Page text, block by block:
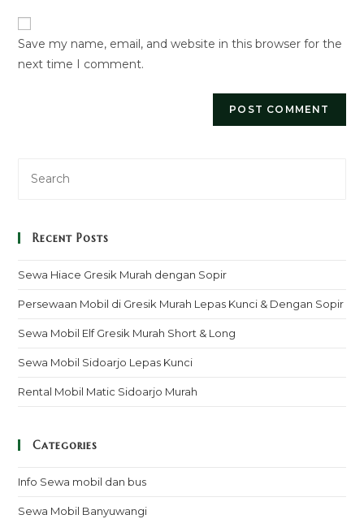
URL
(optional)
Save my name, email, and website in this browser for the
next time I comment.
Recent Posts
Sewa Hiace Gresik Murah dengan Sopir
Persewaan Mobil di Gresik Murah Lepas Kunci & Dengan Sopir
Sewa Mobil Elf Gresik Murah Short & Long
Sewa Mobil Sidoarjo Lepas Kunci
Rental Mobil Matic Sidoarjo Murah
Categories
Info Sewa mobil dan bus
Sewa Mobil Banyuwangi